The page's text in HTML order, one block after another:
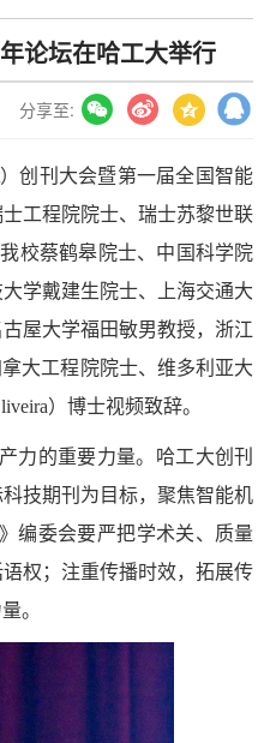
论坛在哈工大举行
分享至:
创刊大会暨第一届全国智能
工程院院士、瑞士苏黎世联
校蔡鹤皋院士、中国科学院
学戴建生院士、上海交通大
屋大学福田敏男教授，浙江
大工程院院士、维多利亚大
）博士视频致辞。
力的重要力量。哈工大创刊
技期刊为目标，聚焦智能机
编委会要严把学术关、质量
权；注重传播时效，拓展传
。